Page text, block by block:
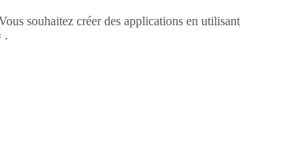
souhaitez créer des applications en utilisant
.